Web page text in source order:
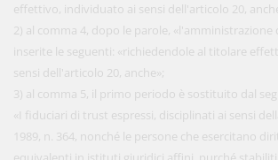
effettivo, individuato ai sensi dell'articolo 20,
2) al comma 4, dopo le parole, «l'amministrazione
inserite le seguenti: «richiedendole al titolare
sensi dell'articolo 20, anche»;
3) al comma 5, il primo periodo è sostituito dal
«I fiduciari di trust espressi, disciplinati ai sensi
1989, n. 364, nonché le persone che esercitano